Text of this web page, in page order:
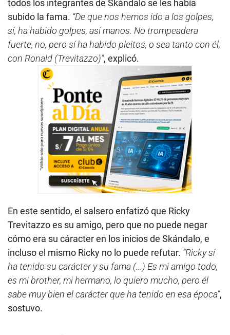
todos los integrantes de Skándalo se les había
subido la fama. “De que nos hemos ido a los golpes,
sí, ha habido golpes, así manos. No trompeadera
fuerte, no, pero sí ha habido pleitos, o sea tanto con él,
con Ronald (Trevitazzo)”, explicó.
En este sentido, el salsero enfatizó que Ricky
Trevitazzo es su amigo, pero que no puede negar
cómo era su cáracter en los inicios de Skándalo, e
incluso el mismo Ricky no lo puede refutar. “Ricky sí
ha tenido su carácter y su fama (...) Es mi amigo todo,
es mi brother, mi hermano, lo quiero mucho, pero él
sabe muy bien el carácter que ha tenido en esa época”,
sostuvo.